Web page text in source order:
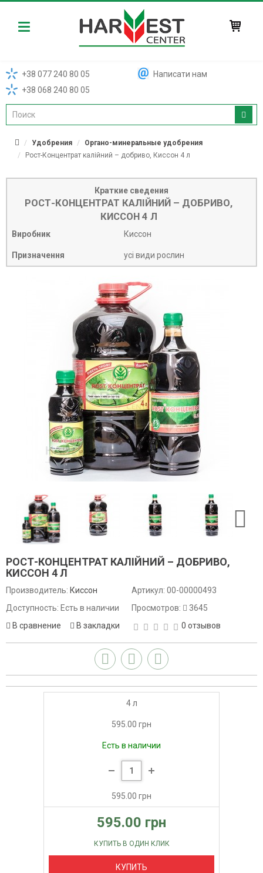
Harvest
+38 077 240 80 05
+38 068 240 80 05
Написати нам
Удобрения
Органо-минеральные удобрения
Рост-Концентрат калійний – добриво, Киссон 4 л
Краткие сведения
РОСТ-КОНЦЕНТРАТ КАЛІЙНИЙ – ДОБРИВО,
КИССОН 4 Л
Виробник Киссон
Призначення усі види рослин
РОСТ-КОНЦЕНТРАТ КАЛІЙНИЙ – ДОБРИВО,
КИССОН 4 Л
Производитель: Киссон
Доступность: Есть в наличии
В сравнение
В закладки
Артикул: 00-00000493
Просмотров:
3645
0 отзывов
4 л
595.00 грн
Есть в наличии
595.00 грн
595.00 грн
КУПИТЬ В ОДИН КЛИК
КУПИТЬ